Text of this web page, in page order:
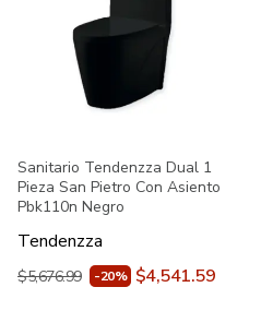
Sanitario Tendenzza Dual 1
Pieza San Pietro Con Asiento
Pbk110n Negro
Tendenzza
$5,676.99 -20% $4,541.59